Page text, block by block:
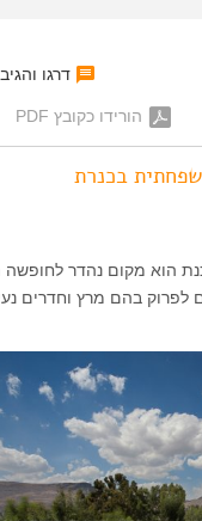
דרגו
הורידו כקובץ PDF
בכנרת
הוא מקום נהדר
לפרוק בהם מרץ וחדרים